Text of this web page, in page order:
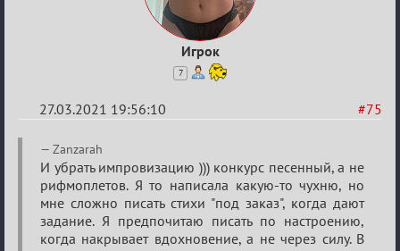
Игрок
7
#75
27.03.2021 19:56:10
Re:
ГОЛОС
МАФИИ
(обсуждение)
Zanzarah
И убрать импровизацию ))) конкурс песенный, а не
рифмоплетов. Я то написала какую-то чухню, но
мне сложно писать стихи "под заказ", когда дают
задание. Я предпочитаю писать по настроению,
когда накрывает вдохновение, а не через силу. В